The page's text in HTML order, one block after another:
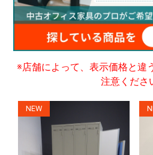
※店舗によって、表示価格と違
注意くださ
NEW